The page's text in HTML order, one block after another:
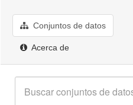
Acerca deConjuntos de datos
Acerca de